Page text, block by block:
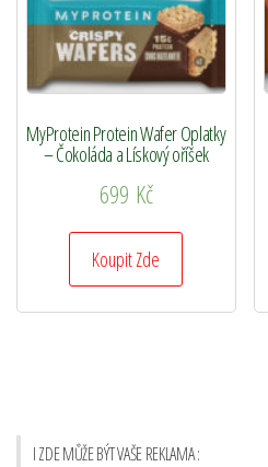
MyProtein Protein Wafer Oplatky
– Čokoláda a Lískový oříšek
699 Kč
Koupit Zde
I ZDE MŮŽE BÝT VAŠE REKLAMA :